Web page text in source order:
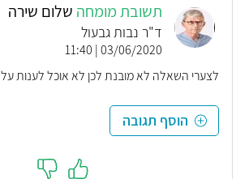
תשובת מומחה שלום שירה
ד"ר נבות גבעול
03/06/2020 | 11:40
לצערי השאלה לא מובנת לכן לא אוכל לענות
הוסף תגובה